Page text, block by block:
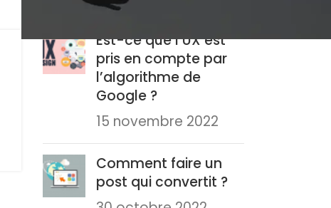
DERNIERS ARTICLES
Est-ce que l’UX est
pris en compte par
l’algorithme de
Google ?
15 novembre 2022
Comment faire un
post qui convertit ?